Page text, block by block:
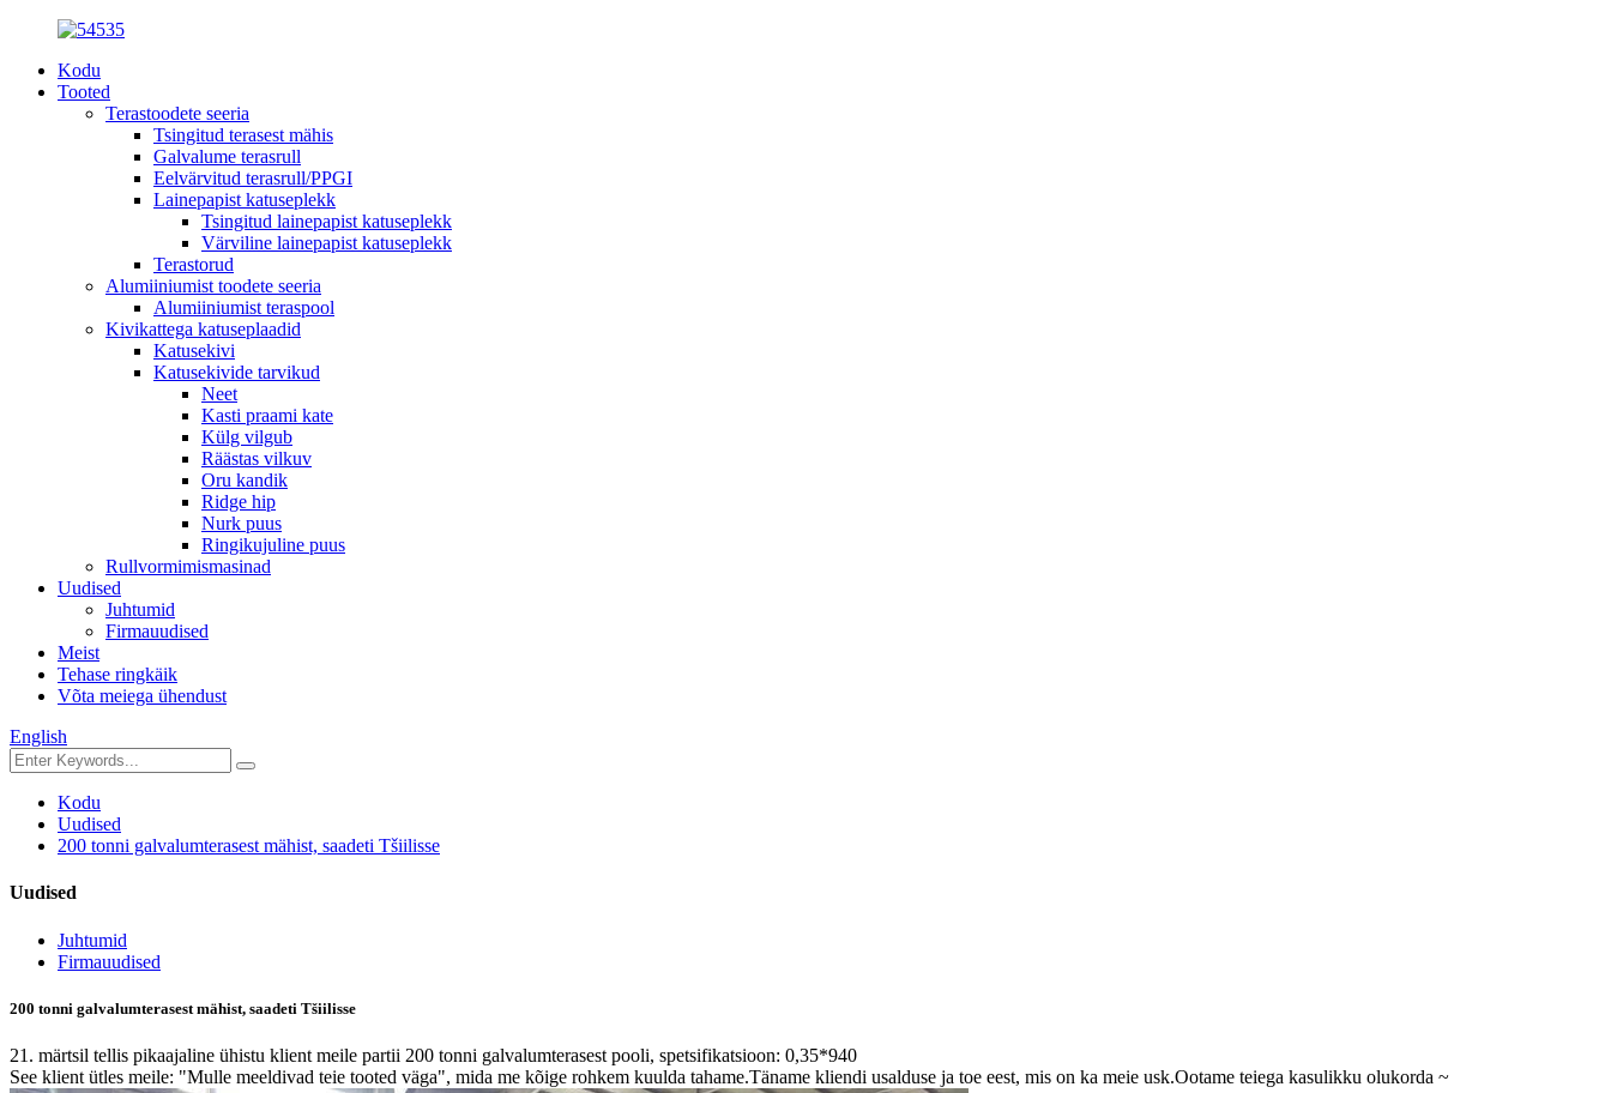
Kodu
Tooted
Terastoodete seeria
Tsingitud terasest mähis
Galvalume terasrull
Eelvärvitud terasrull/PPGI
Lainepapist katuseplekk
Tsingitud lainepapist katuseplekk
Värviline lainepapist katuseplekk
Terastorud
Alumiiniumist toodete seeria
Alumiiniumist teraspool
Kivikattega katuseplaadid
Katusekivi
Katusekivide tarvikud
Neet
Kasti praami kate
Külg vilgub
Räästas vilkuv
Oru kandik
Ridge hip
Nurk puus
Ringikujuline puus
Rullvormimismasinad
Uudised
Juhtumid
Firmauudised
Meist
Tehase ringkäik
Võta meiega ühendust
English
Kodu
Uudised
200 tonni galvalumterasest mähist, saadeti Tšiilisse
Uudised
Juhtumid
Firmauudised
200 tonni galvalumterasest mähist, saadeti Tšiilisse
21. märtsil tellis pikaajaline ühistu klient meile partii 200 tonni galvalumterasest pooli, spetsifikatsioon: 0,35*940
See klient ütles meile: "Mulle meeldivad teie tooted väga", mida me kõige rohkem kuulda tahame.Täname kliendi usalduse ja toe eest, mis on ka meie usk.Ootame teiega kasulikku olukorda ~